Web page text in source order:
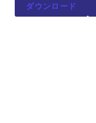
ダウンロード